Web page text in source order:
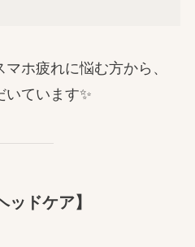
ホ疲れに悩む方から、
いています✨
ドケア】